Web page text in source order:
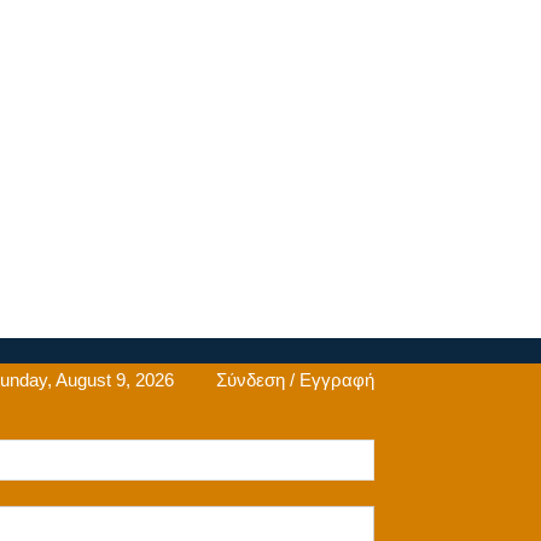
August 9, 2026 Σύνδεση / Εγγραφή